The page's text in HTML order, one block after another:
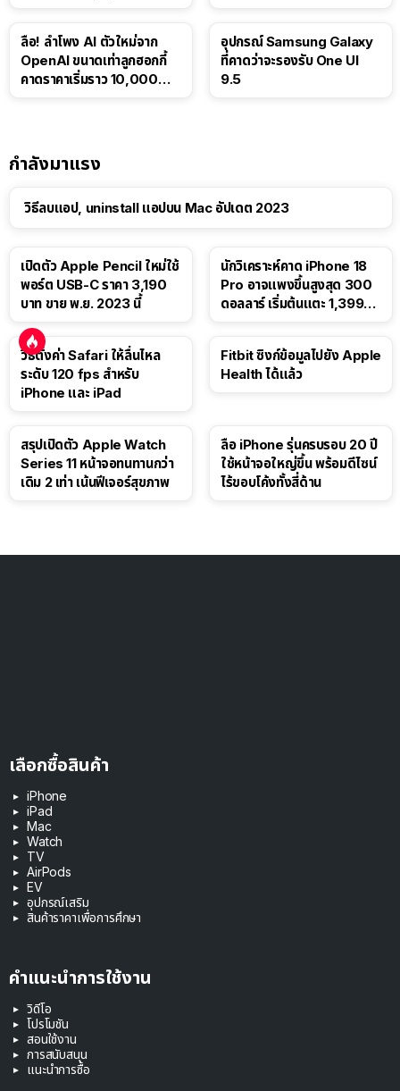
ลือ! ลำโพง AI ตัวใหม่จาก
OpenAI ขนาดเท่าลูกฮอกกี้
คาดราคาเริ่มราว 10,000
อุปกรณ์ Samsung Galaxy
ที่คาดว่าจะรองรับ One UI
9.5
กำลังมาแรง
วิธีลบแอป, uninstall แอปบน Mac อัปเดต 2023
เปิดตัว Apple Pencil ใหม่ใช้
พอร์ต USB-C ราคา 3,190
บาท ขาย พ.ย. 2023 นี้
นักวิเคราะห์คาด iPhone 18
Pro อาจแพงขึ้นสูงสุด 300
ดอลลาร์ เริ่มต้นแตะ 1,399
วิธีตั้งค่า Safari ให้ลื่นไหล
ระดับ 120 fps สำหรับ
iPhone และ iPad
Fitbit ซิงก์ข้อมูลไปยัง Apple
Health ได้แล้ว
สรุปเปิดตัว Apple Watch
Series 11 หน้าจอทนทานกว่า
เดิม 2 เท่า เน้นฟีเจอร์สุขภาพ
ลือ iPhone รุ่นครบรอบ 20 ปี
ใช้หน้าจอใหญ่ขึ้น พร้อมดีไซน์
ไร้ขอบโค้งทั้งสี่ด้าน
เลือกซื้อสินค้า
iPhone
iPad
Mac
Watch
TV
AirPods
EV
อุปกรณ์เสริม
สินค้าราคาเพื่อการศึกษา
คำแนะนำการใช้งาน
วิดีโอ
โปรโมชัน
สอนใช้งาน
การสนับสนุน
แนะนำการซื้อ